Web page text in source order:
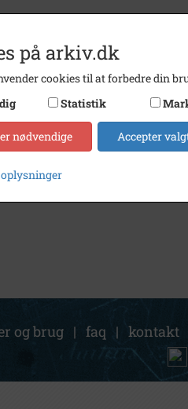
og brug | faq | kontakt
på arkiv.dk
cookies til at forbedre din
Statistik
nødvendige Accepter